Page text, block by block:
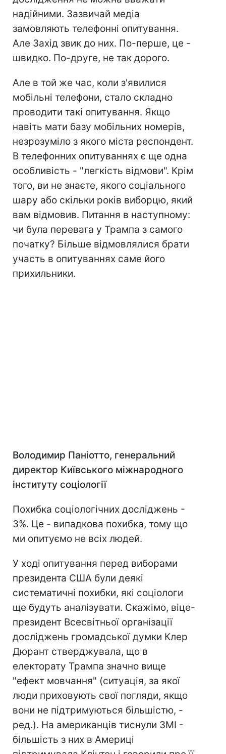
надійними. Зазвичай медіа
замовляють телефонні опитування.
Але Захід звик до них. По-перше, це -
швидко. По-друге, не так дорого.
Але в той же час, коли з'явилися
мобільні телефони, стало складно
проводити такі опитування. Якщо
навіть мати базу мобільних номерів,
незрозуміло з якого міста респондент.
В телефонних опитуваннях є ще одна
особливість - "легкість відмови". Крім
того, ви не знаєте, якого соціального
шару або скільки років виборцю, який
вам відмовив. Питання в наступному:
чи була перевага у Трампа з самого
початку? Більше відмовлялися брати
участь в опитуваннях саме його
прихильники.
Володимир Паніотто, генеральний
директор Київського міжнародного
інституту соціології
Похибка соціологічних досліджень -
3%. Це - випадкова похибка, тому що
ми опитуємо не всіх людей.
У ході опитування перед виборами
президента США були деякі
систематичні похибки, які соціологи
ще будуть аналізувати. Скажімо, віце-
президент Всесвітньої організації
досліджень громадської думки Клер
Дюрант стверджувала, що в
електорату Трампа значно вище
"ефект мовчання" (ситуація, за якої
люди приховують свої погляди, якщо
вони не підтримуються більшістю, -
ред.). На американців тиснули ЗМІ -
більшість з них в Америці